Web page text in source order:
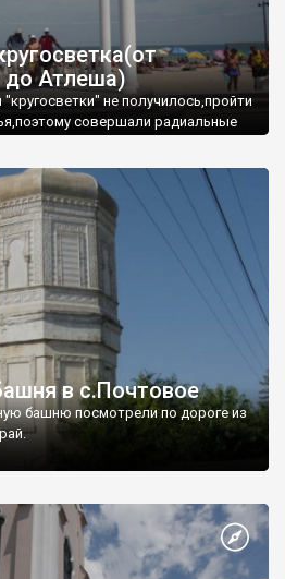
до Атлеша)
не получилось,пройти
совершали радиальные
в с.Почтовое
башню посмотрели по дороге из